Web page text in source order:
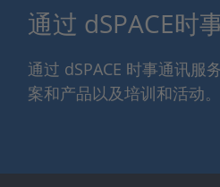
通过 dSPACE时
通过 dSPACE 时事通讯服
案和产品以及培训和活动